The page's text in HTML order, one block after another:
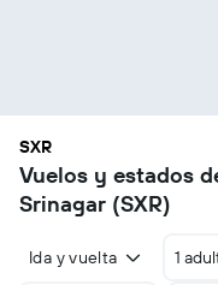
SXR
Vuelos y estados
Srinagar (SXR)
Ida y vuelta 1